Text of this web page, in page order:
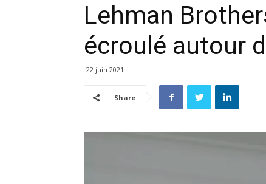
Lehman
écroulé autour
22 juin 2021
Share